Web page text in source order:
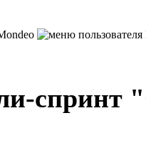
спринт